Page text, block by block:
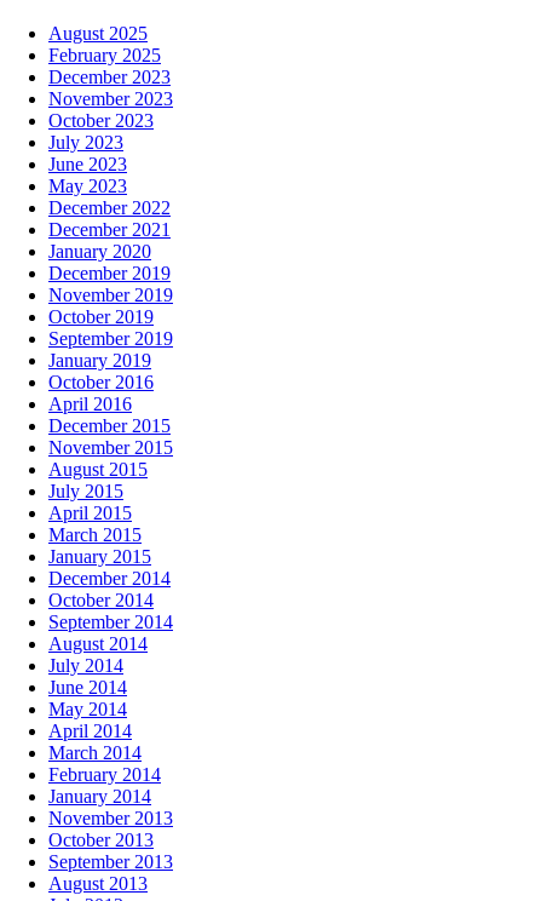
August 2025
February 2025
December 2023
November 2023
October 2023
July 2023
June 2023
May 2023
December 2022
December 2021
January 2020
December 2019
November 2019
October 2019
September 2019
January 2019
October 2016
April 2016
December 2015
November 2015
August 2015
July 2015
April 2015
March 2015
January 2015
December 2014
October 2014
September 2014
August 2014
July 2014
June 2014
May 2014
April 2014
March 2014
February 2014
January 2014
November 2013
October 2013
September 2013
August 2013